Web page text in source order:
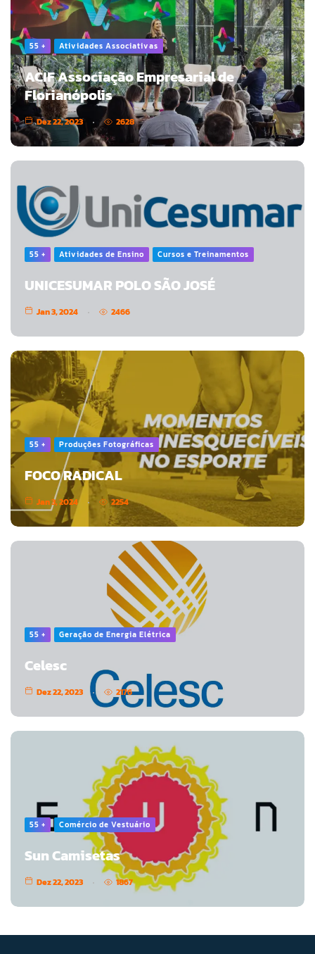
55 + Atividades Associativas
ACIF Associação Empresarial de
Florianópolis
Dez 22, 2023 2628
55 + Atividades de Ensino Cursos e Treinamentos
UNICESUMAR POLO SÃO JOSÉ
Jan 3, 2024 2466
55 + Produções Fotográficas
FOCO RADICAL
Jan 3, 2024 2254
55 + Geração de Energia Elétrica
Celesc
Dez 22, 2023 2176
55 + Comércio de Vestuário
Sun Camisetas
Dez 22, 2023 1867